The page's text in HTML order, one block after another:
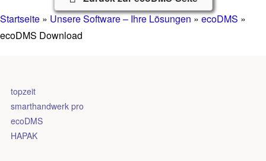
Startseite » Unsere Software – Ihre Lösungen»ecoDMS »
ecoDMS Download
topzeit
smarthandwerk pro
ecoDMS
HAPAK